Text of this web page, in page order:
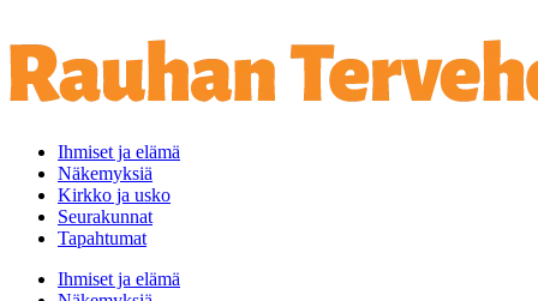
Ihmiset ja elämä
Näkemyksiä
Kirkko ja usko
Seurakunnat
Tapahtumat
Ihmiset ja elämä